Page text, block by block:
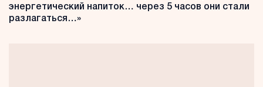
энергетический напиток… через 5 часов они стали
разлагаться…»